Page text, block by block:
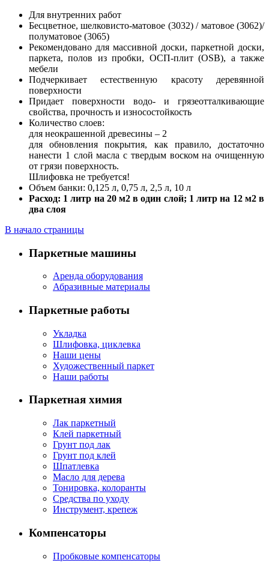
Для внутренних работ
Бесцветное, шелковисто-матовое (3032) / матовое (3062)/
полуматовое (3065)
Рекомендовано для массивной доски, паркетной доски,
паркета, полов из пробки, ОСП-плит (OSB), а также
мебели
Подчеркивает естественную красоту деревянной
поверхности
Придает поверхности водо- и грязеотталкивающие
свойства, прочность и износостойкость
Количество слоев:
для неокрашенной древесины – 2
для обновления покрытия, как правило, достаточно
нанести 1 слой масла с твердым воском на очищенную
от грязи поверхность.
Шлифовка не требуется!
Объем банки: 0,125 л, 0,75 л, 2,5 л, 10 л
Расход: 1 литр на 20 м2 в один слой; 1 литр на 12 м2 в
два слоя
В начало страницы
Паркетные машины
Аренда оборудования
Абразивные материалы
Паркетные работы
Укладка
Шлифовка, циклевка
Наши цены
Художественный паркет
Наши работы
Паркетная химия
Лак паркетный
Клей паркетный
Грунт под лак
Грунт под клей
Шпатлевка
Масло для дерева
Тонировка, колоранты
Средства по уходу
Инструмент, крепеж
Компенсаторы
Пробковые компенсаторы